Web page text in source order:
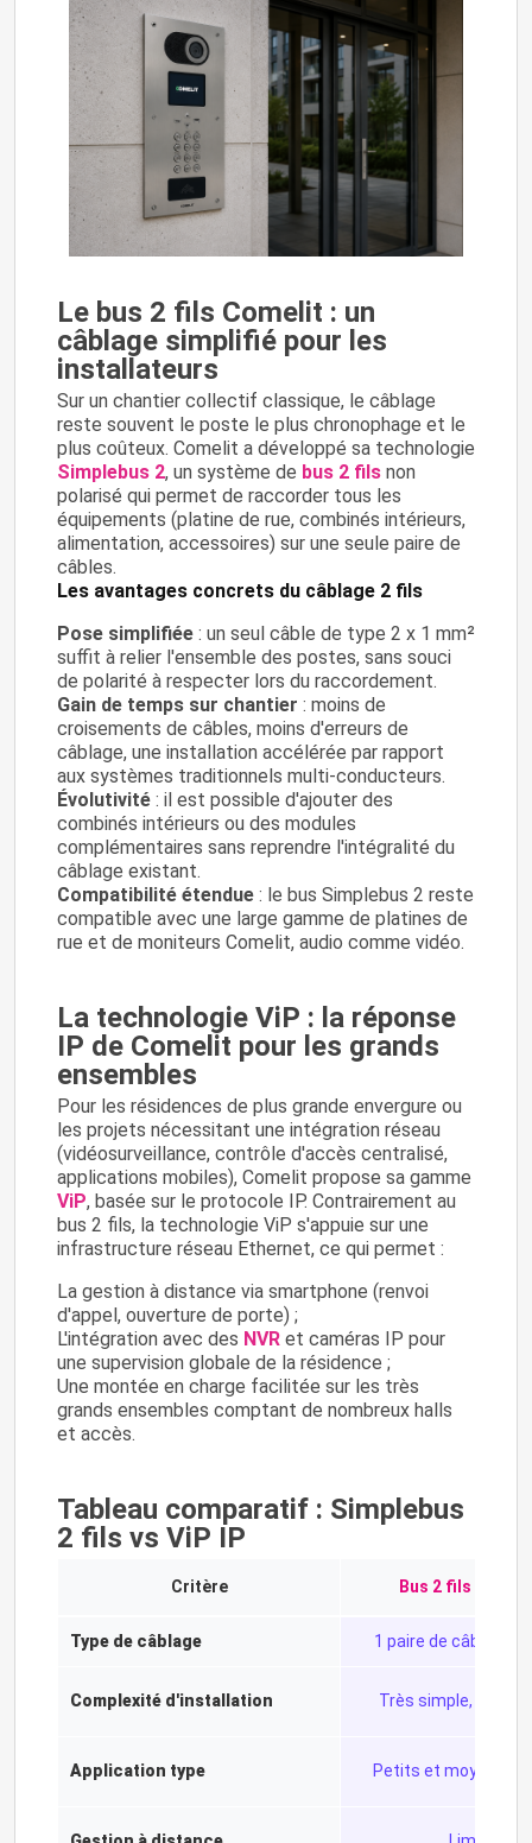
Le bus 2 fils Comelit : un
câblage simplifié pour les
installateurs
Sur un chantier collectif classique, le câblage
reste souvent le poste le plus chronophage et le
plus coûteux. Comelit a développé sa technologie
Simplebus 2, un système de bus 2 fils non
polarisé qui permet de raccorder tous les
équipements (platine de rue, combinés intérieurs,
alimentation, accessoires) sur une seule paire de
câbles.
Les avantages concrets du câblage 2 fils
Pose simplifiée : un seul câble de type 2 x 1 mm²
suffit à relier l'ensemble des postes, sans souci
de polarité à respecter lors du raccordement.
Gain de temps sur chantier : moins de
croisements de câbles, moins d'erreurs de
câblage, une installation accélérée par rapport
aux systèmes traditionnels multi-conducteurs.
Évolutivité : il est possible d'ajouter des
combinés intérieurs ou des modules
complémentaires sans reprendre l'intégralité du
câblage existant.
Compatibilité étendue : le bus Simplebus 2 reste
compatible avec une large gamme de platines de
rue et de moniteurs Comelit, audio comme vidéo.
La technologie ViP : la réponse
IP de Comelit pour les grands
ensembles
Pour les résidences de plus grande envergure ou
les projets nécessitant une intégration réseau
(vidéosurveillance, contrôle d'accès centralisé,
applications mobiles), Comelit propose sa gamme
ViP, basée sur le protocole IP. Contrairement au
bus 2 fils, la technologie ViP s'appuie sur une
infrastructure réseau Ethernet, ce qui permet :
La gestion à distance via smartphone (renvoi
d'appel, ouverture de porte) ;
L'intégration avec des NVR et caméras IP pour
une supervision globale de la résidence ;
Une montée en charge facilitée sur les très
grands ensembles comptant de nombreux halls
et accès.
Tableau comparatif : Simplebus
2 fils vs ViP IP
Critère Bus 2 fils
Type de câblage 1 paire de câbles 2 x
Complexité d'installation Très simple, sans
Application type Petits et moyens